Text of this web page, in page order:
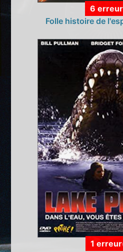
6
Folle histoire de
1